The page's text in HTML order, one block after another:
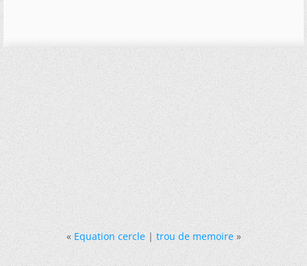
« Equation cercle|trou de memoire »